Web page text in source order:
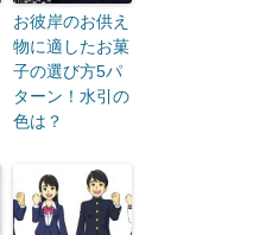
お彼岸のお供え
物に適したお菓
子の選び方5パ
ターン！水引の
色は？